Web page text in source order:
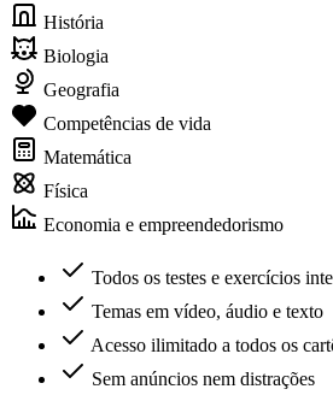
História
Biologia
Geografia
Competências de vida
Matemática
Física
Economia e empreendedorismo
Todos os testes e exercícios
Temas em vídeo, áudio e texto
Acesso ilimitado a todos os
Sem anúncios nem distrações